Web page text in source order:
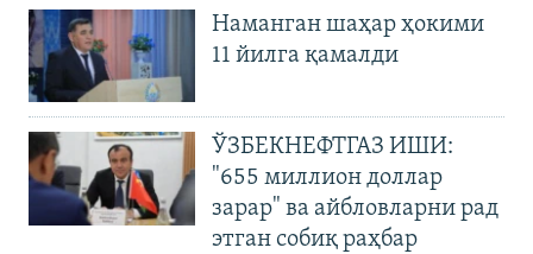
Наманган шаҳар ҳокими
11 йилга қамалди
ЎЗБЕКНЕФТГАЗ ИШИ:
"655 миллион доллар
зарар" ва айбловларни рад
этган собиқ раҳбар